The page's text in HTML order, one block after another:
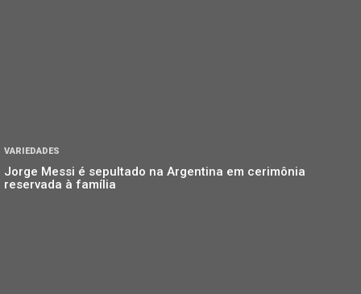
VARIEDADES
Jorge Messi é sepultado na Argentina em cerimônia
reservada à família